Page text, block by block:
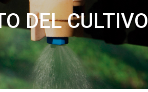
DEL CULTIVO